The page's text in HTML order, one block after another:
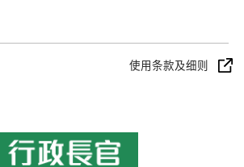
使用条款及细则